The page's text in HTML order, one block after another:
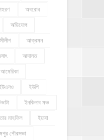
অবরোধ
অভিযোগ
আক্রমন
আদালত
আমেরিকা
ইউপি
ইনকিলাব মঞ্চ
মাহফিল ইয়াবা
পৌরসভা